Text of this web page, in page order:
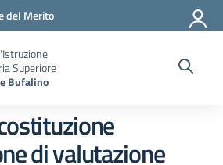
del Merito
Superiore
Bufalino
di valutazione